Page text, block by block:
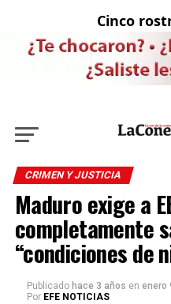
Cinco
CRIMEN Y JUSTICIA
Maduro exige a
completamente
“condiciones de
Publicado hace 3 años en enero
Por EFE NOTICIAS